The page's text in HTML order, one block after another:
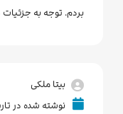
بردم. توجه به
بیتا ملکی
نوشته شده در تاریخ :